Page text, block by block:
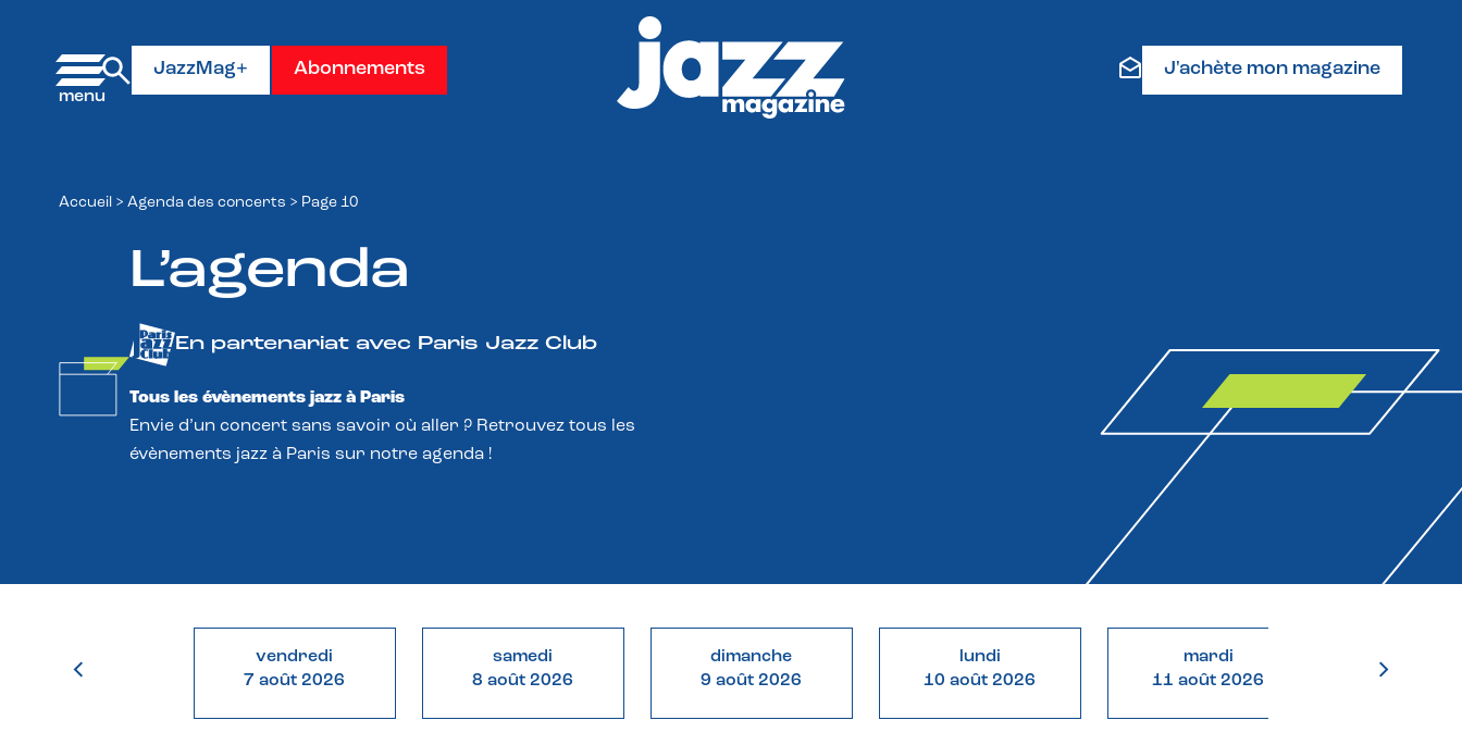
JazzMag+ Abonnements J'achète mon magazine
Accueil > Agenda des concerts > Page 10
L’agenda
En partenariat avec Paris Jazz Club
Tous les évènements jazz à Paris
Envie d’un concert sans savoir où aller ? Retrouvez tous les
évènements jazz à Paris sur notre agenda !
vendredi
7 août 2026
samedi
8 août 2026
dimanche
9 août 2026
lundi
10 août 2026
mardi
11 août 2026
12 août